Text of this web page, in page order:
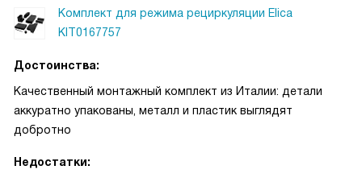
Комплект для режима рециркуляции Elica
KIT0167757
Достоинства:
Качественный монтажный комплект из Италии: детали
аккуратно упакованы, металл и пластик выглядят
добротно
Недостатки: